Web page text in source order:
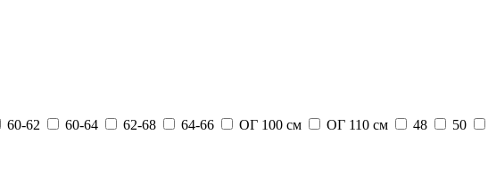
60-62 60-64 62-68 64-66 ОГ 100 см ОГ 110 см 48
50